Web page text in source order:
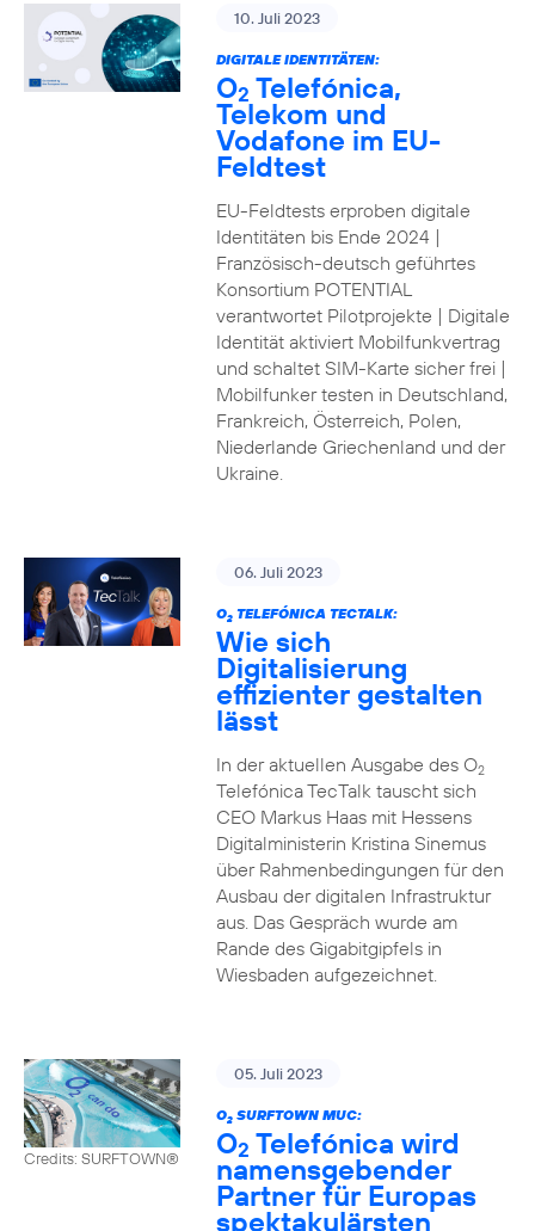
10. Juli 2023
DIGITALE IDENTITÄTEN:
O2 Telefónica,
Telekom und
Vodafone im EU-
Feldtest
EU-Feldtests erproben digitale
Identitäten bis Ende 2024 |
Französisch-deutsch geführtes
Konsortium POTENTIAL
verantwortet Pilotprojekte | Digitale
Identität aktiviert Mobilfunkvertrag
und schaltet SIM-Karte sicher frei |
Mobilfunker testen in Deutschland,
Frankreich, Österreich, Polen,
Niederlande Griechenland und der
Ukraine.
06. Juli 2023
O2TELEFÓNICA TECTALK:
Wie sich
Digitalisierung
effizienter gestalten
lässt
In der aktuellen Ausgabe des O2
Telefónica TecTalk tauscht sich
CEO Markus Haas mit Hessens
Digitalministerin Kristina Sinemus
über Rahmenbedingungen für den
Ausbau der digitalen Infrastruktur
aus. Das Gespräch wurde am
Rande des Gigabitgipfels in
Wiesbaden aufgezeichnet.
Credits: SURFTOWN®
05. Juli 2023
O2SURFTOWN MUC:
O2 Telefónica wird
namensgebender
Partner für Europas
spektakulärsten